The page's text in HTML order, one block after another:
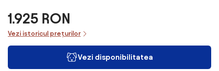
1.925 RON
Vezi istoricul prețurilor
Vezi disponibilitatea